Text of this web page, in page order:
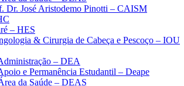
Dr. José Aristodemo Pinotti – CAISM
– HES
& Cirurgia de Cabeça e Pescoço – IOU
– DEA
e Permanência Estudantil – Deape
da Saúde – DEAS